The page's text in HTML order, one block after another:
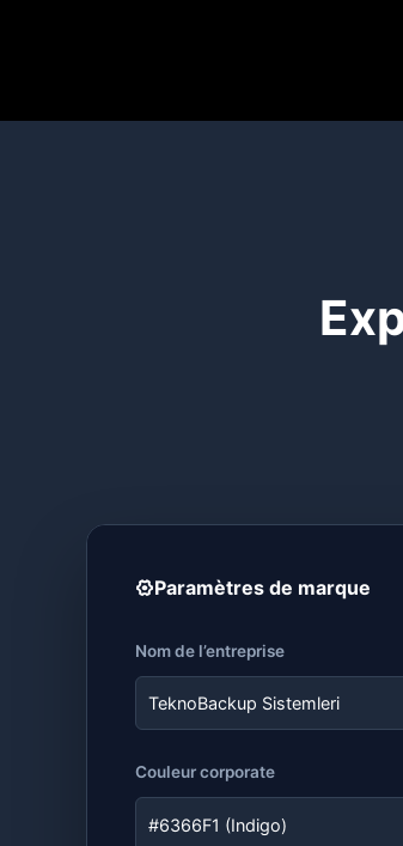
Paramètres de marque
Nom de l’entreprise
TeknoBackup Sistemleri
Couleur corporate
#6366F1 (Indigo)